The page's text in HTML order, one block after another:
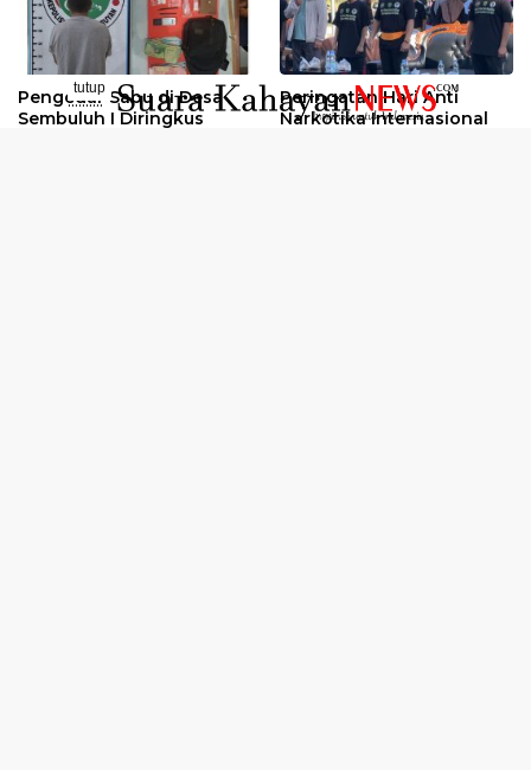
Pengedar Sabu di Desa
Sembuluh I Diringkus
Peringatan Hari Anti
Narkotika Internasional
tutup
..........